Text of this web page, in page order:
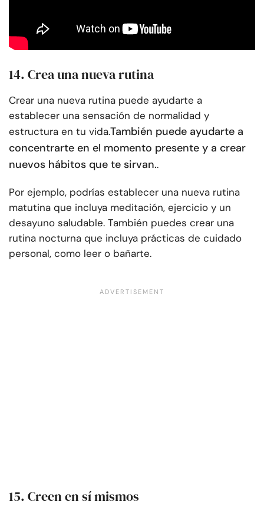
14. Crea una nueva rutina
Crear una nueva rutina puede ayudarte a
establecer una sensación de normalidad y
estructura en tu vida.También puede ayudarte a
concentrarte en el momento presente y a crear
nuevos hábitos que te sirvan..
Por ejemplo, podrías establecer una nueva rutina
matutina que incluya meditación, ejercicio y un
desayuno saludable. También puedes crear una
rutina nocturna que incluya prácticas de cuidado
personal, como leer o bañarte.
15. Creen en sí mismos